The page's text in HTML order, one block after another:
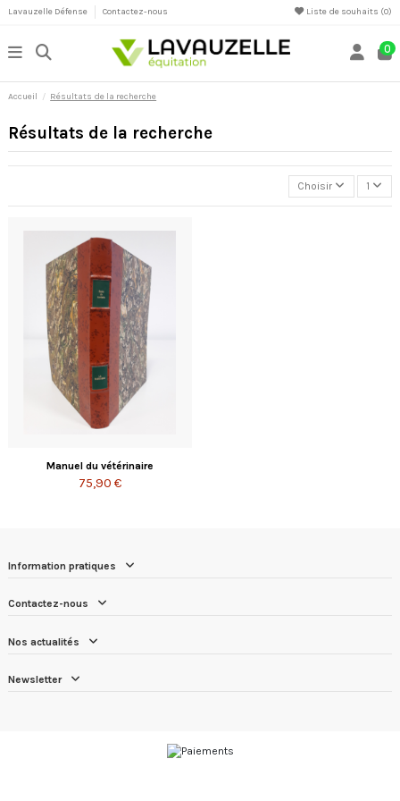
Lavauzelle Défense Contactez-nous Liste de souhaits (0)
0
Accueil Résultats de la recherche
Résultats de la recherche
Choisir 1
Manuel du vétérinaire
75,90 €
Information pratiques
Contactez-nous
Nos actualités
Newsletter